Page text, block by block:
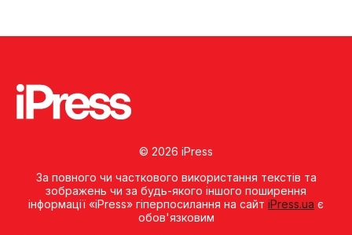
© 2026 iPress
За повного чи часткового використання текстів та
зображень чи за будь-якого іншого поширення
інформації «iPress» гіперпосилання на сайт iPress.ua є
обов'язковим